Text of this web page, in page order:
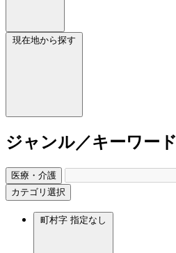
現在地から探す
ジャンル／キーワード
医療・介護
カテゴリ選択
町村字 指定なし